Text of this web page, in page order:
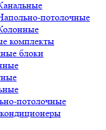
потолочные
комплекты
блоки
потолочные